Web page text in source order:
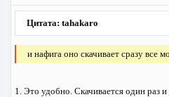
Цитата: tahakaro
и нафига оно скачивает сразу все
1. Это удобно. Скачивается один раз